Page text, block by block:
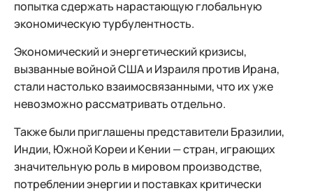
попытка сдержать нарастающую глобальную
экономическую турбулентность.
Экономический и энергетический кризисы,
вызванные войной США и Израиля против Ирана,
стали настолько взаимосвязанными, что их уже
невозможно рассматривать отдельно.
Также были приглашены представители Бразилии,
Индии, Южной Кореи и Кении — стран, играющих
значительную роль в мировом производстве,
потреблении энергии и поставках критически